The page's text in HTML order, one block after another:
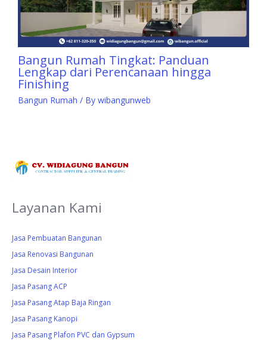
Bangun Rumah Tingkat: Panduan
Lengkap dari Perencanaan hingga
Finishing
Bangun Rumah / By wibangunweb
Layanan Kami
Jasa Pembuatan Bangunan
Jasa Renovasi Bangunan
Jasa Desain Interior
Jasa Pasang ACP
Jasa Pasang Atap Baja Ringan
Jasa Pasang Kanopi
Jasa Pasang Plafon PVC dan Gypsum